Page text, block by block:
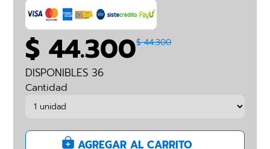
$ 44.300$ 44.300
DISPONIBLES 36
Cantidad